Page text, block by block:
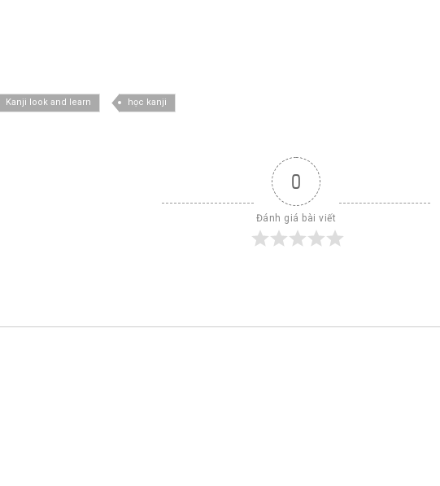
Kanji look and learn học kanji
0
Đánh giá bài viết